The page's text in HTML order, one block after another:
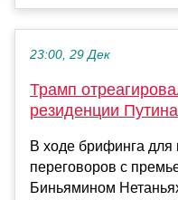
23:00, 29 Дек
Трамп
резиденции Путина
В ходе брифинга
переговоров с
Биньямином